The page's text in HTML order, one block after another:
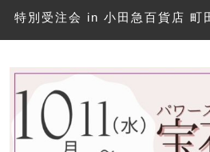
特別受注会 in 小田急百貨店 町